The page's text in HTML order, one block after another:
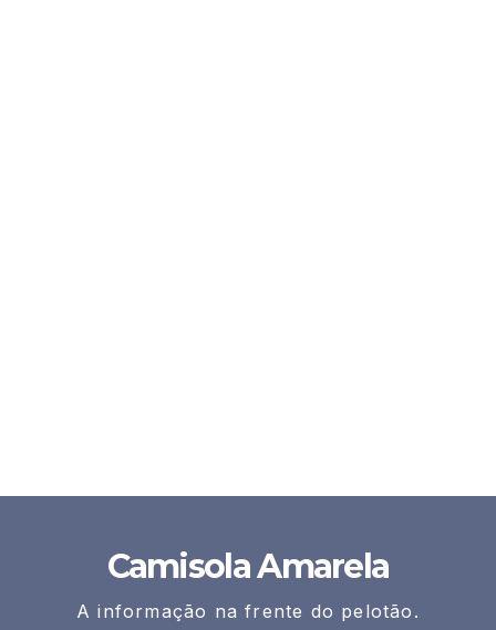
Camisola Amarela
A informação na frente do pelotão.